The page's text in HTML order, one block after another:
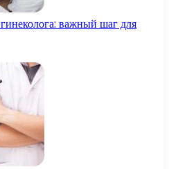
важный шаг для